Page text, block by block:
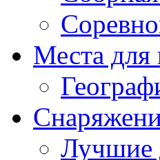
Места для
Лучшие